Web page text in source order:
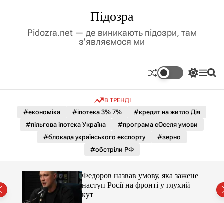
Підозра
Pidozra.net — де виникають підозри, там
з'являємося ми
П
м
к
а
ь
о
М П
В ТРЕНДІ
#економіка #іпотека 3% 7%
#кредит на житло Дія
#пільгова іпотека Україна
#програма єОселя умови
#блокада українського експорту
#зерно
#обстріли РФ
Федоров назвав умову, яка зажене
наступ Росії на фронті у глухий
кут